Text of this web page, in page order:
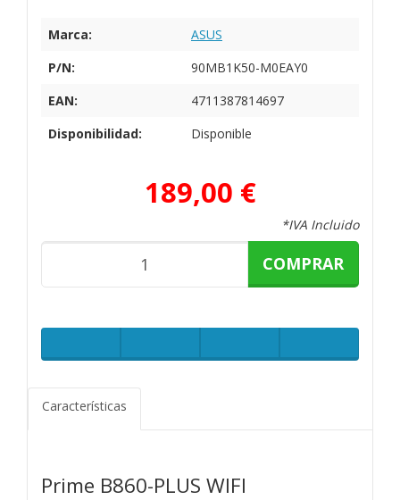
Marca:
ASUS
P/N:
90MB1K50-M0EAY0
EAN:
4711387814697
Disponibilidad:
Disponible
189,00 €
*IVA Incluido
COMPRAR
Características
Prime B860-PLUS WIFI